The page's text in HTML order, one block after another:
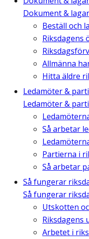
Dokument & lagar
Beställ och
Riksdagens
Allmänna
Hitta äldre
Ledamöter &
Ledamöter &
Så arbetar
Partierna i
Så arbetar
Så fungerar
Så fungerar
Utskotten
Riksdagens
Arbetet i